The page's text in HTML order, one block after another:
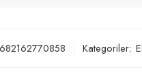
Kategoriler: